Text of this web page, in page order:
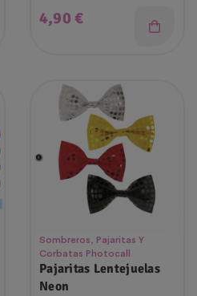
Precio
4,90 €
Sombreros, Pajaritas Y
Corbatas Photocall
Pajaritas Lentejuelas
Neon